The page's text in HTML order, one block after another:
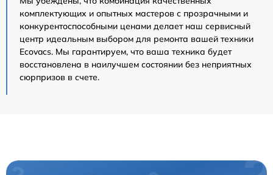
комплектующих и опытных мастеров с прозрачными и
конкурентоспособными ценами делает наш сервисный
центр идеальным выбором для ремонта вашей техники
Ecovacs. Мы гарантируем, что ваша техника будет
восстановлена в наилучшем состоянии без неприятных
сюрпризов в счете.